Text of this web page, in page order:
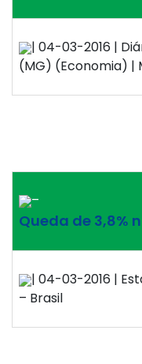
| 04-03-2016 |
(MG) (Economia) |
–
Queda de 3,8%
| 04-03-2016 |
– Brasil